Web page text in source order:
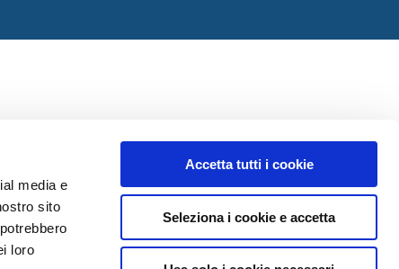
media e
sito
loro
Accetta tutti i cookie
Seleziona i cookie e accetta